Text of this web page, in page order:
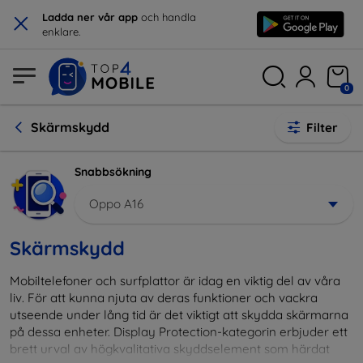
× Ladda ner vår app och handla
enklare.
0
Skärmskydd Filter
Snabbsökning
Oppo A16
Skärmskydd
Mobiltelefoner och surfplattor är idag en viktig del av våra
liv. För att kunna njuta av deras funktioner och vackra
utseende under lång tid är det viktigt att skydda skärmarna
på dessa enheter. Display Protection-kategorin erbjuder ett
brett urval av högkvalitativa skyddselement som härdat